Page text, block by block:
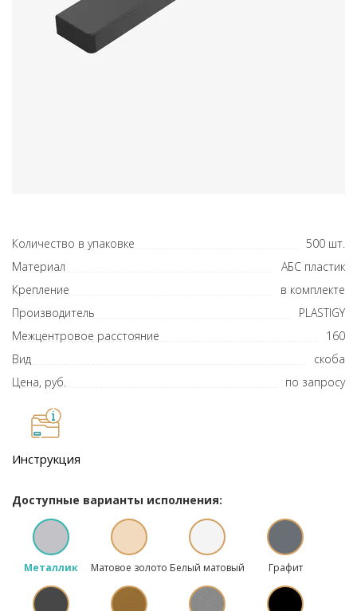
Количество в упаковке
500 шт.
Материал
АБС пластик
Крепление
в комплекте
Производитель
PLASTIGY
Межцентровое расстояние
160
Вид
скоба
Цена, руб.
по запросу
Инструкция
Доступные варианты исполнения:
Металлик Матовое золото Белый матовый Графит